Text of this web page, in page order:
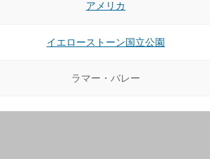
アメリカ
イエローストーン国立公園
ラマー・バレー